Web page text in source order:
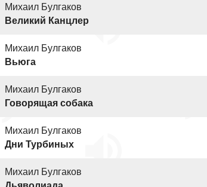
Михаил Булгаков
Великий Канцлер
Михаил Булгаков
Вьюга
Михаил Булгаков
Говорящая собака
Михаил Булгаков
Дни Турбиных
Михаил Булгаков